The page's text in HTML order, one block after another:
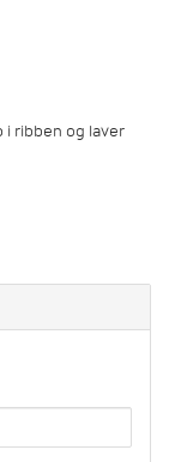
ribben og laver